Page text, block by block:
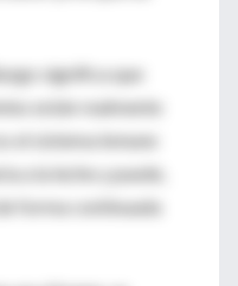
significa que
están realmente
el sistema inmune
a la leche y puede,
forma continuada